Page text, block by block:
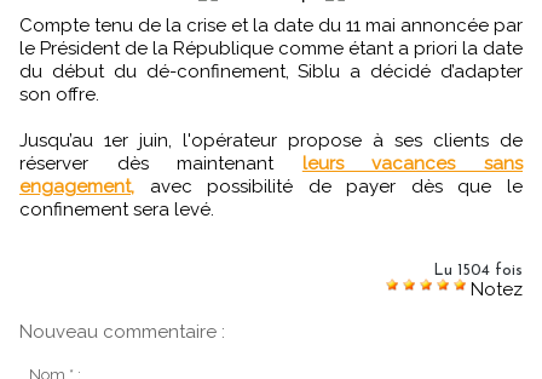
Compte tenu de la crise et la date du 11 mai annoncée par
le Président de la République comme étant a priori la date
du début du dé-confinement, Siblu a décidé d’adapter
son offre.
Jusqu’au 1er juin, l'opérateur propose à ses clients de
réserver dès maintenant leurs vacances sans
engagement, avec possibilité de payer dès que le
confinement sera levé.
Lu 1504 fois
Notez
Nouveau commentaire :
Nom * :